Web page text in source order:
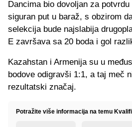
Dancima bio dovoljan za
siguran put u baraž, s obzirom
selekcija bude najslabija
E završava sa 20 boda i gol
Kazahstan i Armenija su u
bodove odigravši 1:1, a taj meč
rezultatski značaj.
Potražite više informacija na temu